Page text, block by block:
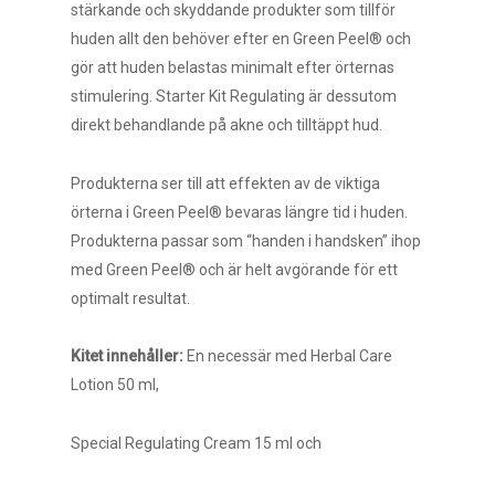
stärkande och skyddande produkter som tillför
huden allt den behöver efter en Green Peel® och
gör att huden belastas minimalt efter örternas
stimulering. Starter Kit Regulating är dessutom
direkt behandlande på akne och tilltäppt hud.
Produkterna ser till att effekten av de viktiga
örterna i Green Peel® bevaras längre tid i huden.
Produkterna passar som “handen i handsken” ihop
med Green Peel® och är helt avgörande för ett
optimalt resultat.
Kitet innehåller: En necessär med Herbal Care
Lotion 50 ml,
Special Regulating Cream 15 ml och